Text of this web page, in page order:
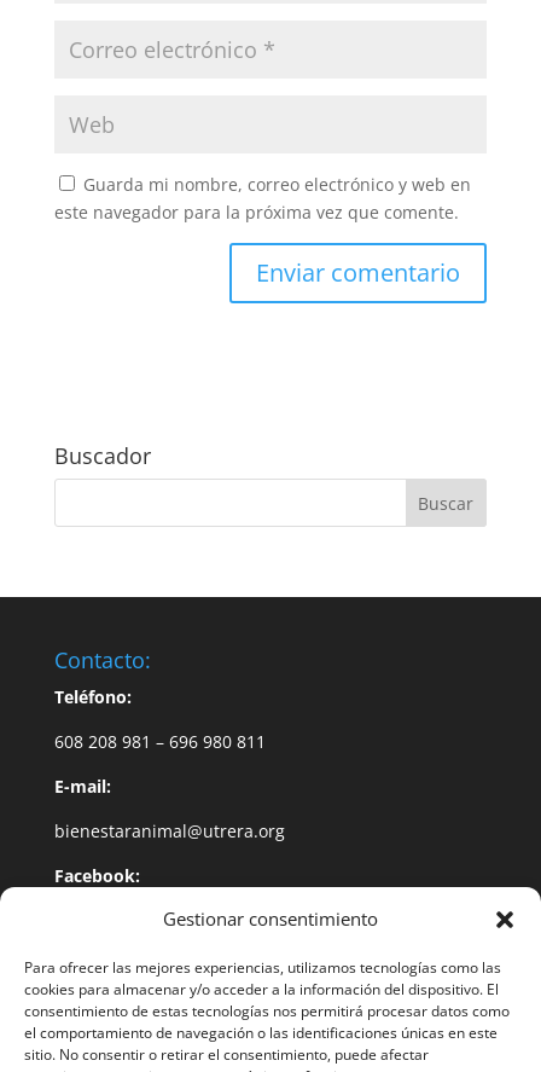
Gestionar consentimiento
Para ofrecer las mejores experiencias, utilizamos tecnologías como las
cookies para almacenar y/o acceder a la información del dispositivo. El
consentimiento de estas tecnologías nos permitirá procesar datos como
el comportamiento de navegación o las identificaciones únicas en este
sitio. No consentir o retirar el consentimiento, puede afectar
Guarda mi nombre, correo electrónico y web en
este navegador para la próxima vez que comente.
Buscador
Contacto:
Teléfono:
608 208 981 – 696 980 811
E-mail:
bienestaranimal@utrera.org
Facebook:
@BienestarAnimalUtrera
Dirección:
Plaza de Gibaxa Nº 1
Utrera – 41710 (Sevilla)